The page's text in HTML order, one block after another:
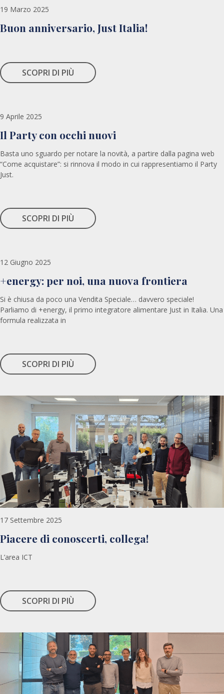
19 Marzo 2025
Buon anniversario, Just Italia!
SCOPRI DI PIÙ
9 Aprile 2025
Il Party con occhi nuovi
Basta uno sguardo per notare la novità, a partire dalla pagina web
“Come acquistare”: si rinnova il modo in cui rappresentiamo il Party
Just.
SCOPRI DI PIÙ
12 Giugno 2025
+energy: per noi, una nuova frontiera
Si è chiusa da poco una Vendita Speciale… davvero speciale!
Parliamo di +energy, il primo integratore alimentare Just in Italia. Una
formula realizzata in
SCOPRI DI PIÙ
17 Settembre 2025
Piacere di conoscerti, collega!
L’area ICT
SCOPRI DI PIÙ